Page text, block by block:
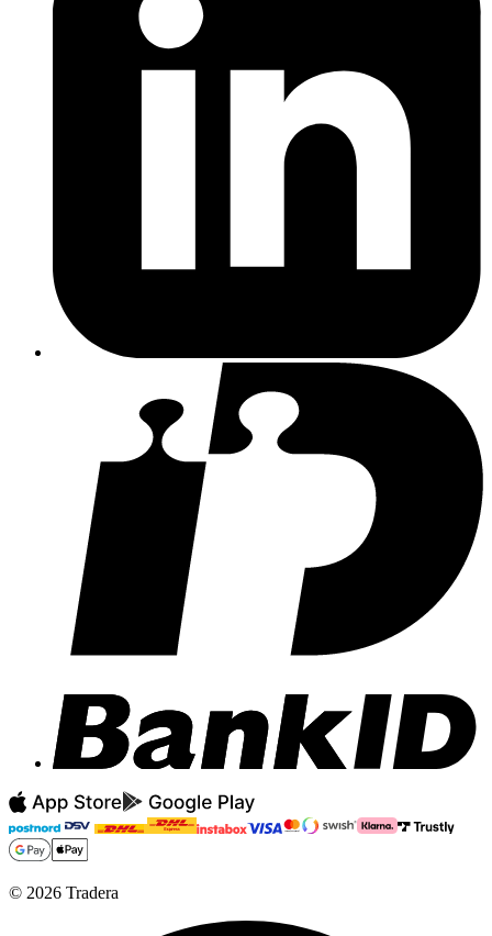
© 2026 Tradera